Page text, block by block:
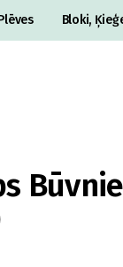
Bloki,